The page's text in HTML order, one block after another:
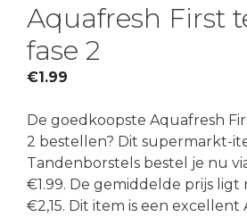
Aquafresh First
fase 2
€1.99
De goedkoopste Aquafresh
2 bestellen? Dit supermarkt-
Tandenborstels bestel je nu
€1.99. De gemiddelde prijs ligt
€2,15. Dit item is een excellent